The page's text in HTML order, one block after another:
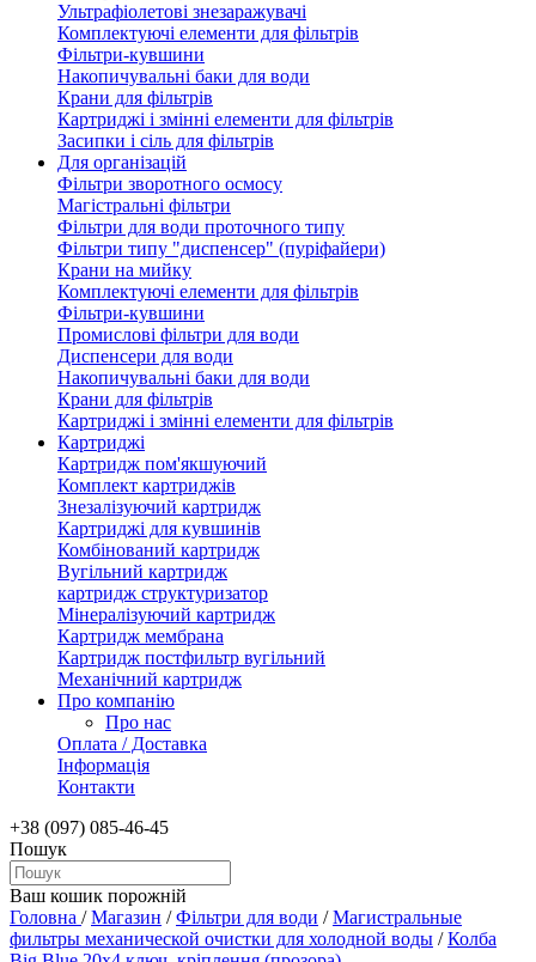
Ультрафіолетові знезаражувачі
Комплектуючі елементи для фільтрів
Фільтри-кувшини
Накопичувальні баки для води
Крани для фільтрів
Картриджі і змінні елементи для фільтрів
Засипки і сіль для фільтрів
Для організацій
Фільтри зворотного осмосу
Магістральні фільтри
Фільтри для води проточного типу
Фільтри типу "диспенсер" (пуріфайери)
Крани на мийку
Комплектуючі елементи для фільтрів
Фільтри-кувшини
Промислові фільтри для води
Диспенсери для води
Накопичувальні баки для води
Крани для фільтрів
Картриджі і змінні елементи для фільтрів
Картриджі
Картридж пом'якшуючий
Комплект картриджів
Знезалізуючий картридж
Картриджі для кувшинів
Комбінований картридж
Вугільний картридж
картридж структуризатор
Мінералізуючий картридж
Картридж мембрана
Картридж постфильтр вугільний
Механічний картридж
Про компанію
Про нас
Оплата / Доставка
Інформація
Контакти
+38 (097) 085-46-45
Пошук
Ваш кошик порожній
Головна /Магазин /Фільтри для води /Магистральные
фильтры механической очистки для холодной воды /Колба